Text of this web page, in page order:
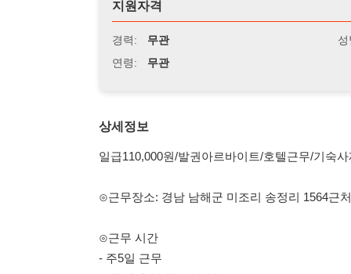
연령: 무관
상세정보
⊙근무장소: 경남 남해군 미조리 송정리 1564근처
⊙근무 시간
근무시간 09:00 ~ 18:00
⊙급여 조건
- 주급(매주수요일)